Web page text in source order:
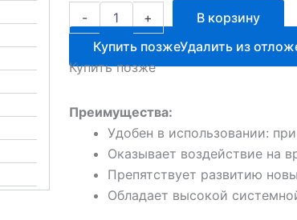
-
Количество
товара
Биотлин
700мл
+
В корзину
Купить позжеУдалить из
Купить позже
Преимущества:
Удобен в использовании:
Оказывает воздействие на
Препятствует развитию
Обладает высокой